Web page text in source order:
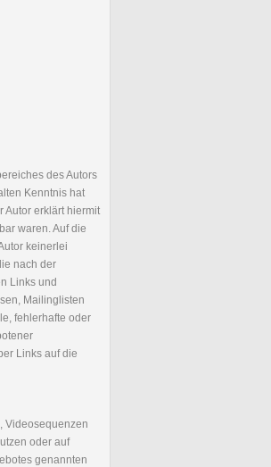
des Autors
Kenntnis hat
Autor erklärt hiermit
waren. Auf die
keinerlei
nach der
Links und
Mailinglisten
fehlerhafte oder
Links auf die
Videosequenzen
oder auf
genannten